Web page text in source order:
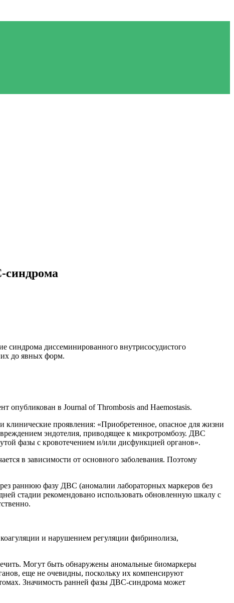
синдрома
синдрома диссеминированного внутрисосудистого
до явных форм.
в Journal of Thrombosis and Haemostasis.
проявления: «Приобретенное, опасное для жизни
эндотелия, приводящее к микротромбозу. ДВС
фазы с кровотечением и/или дисфункцией органов».
в зависимости от основного заболевания. Поэтому
раннюю фазу ДВС (аномалии лабораторных маркеров без
стадии рекомендовано использовать обновленную шкалу с
и нарушением регуляции фибринолиза,
Могут быть обнаружены аномальные биомаркеры
еще не очевидны, поскольку их компенсируют
Значимость ранней фазы ДВС-синдрома может